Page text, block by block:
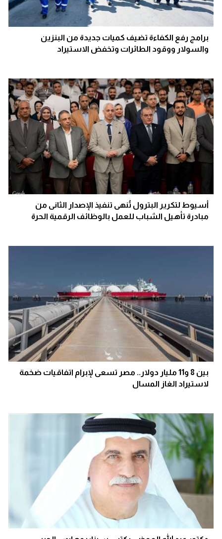
برامج رفع الكفاءة تضيف كميات جديدة من البنزين
والسولار ووقود الطائرات وتخفض الاستيراد
أسيوط لتكرير البترول تُنهى تنفيذ الإصدار الثانى من
مبادرة تأهيل الشباب للعمل بالوظائف الرقمية الحرة
بين 8 و11 مليار دولار.. مصر تسعى لإبرام اتفاقيات ضخمة
لاستيراد الغاز المسال